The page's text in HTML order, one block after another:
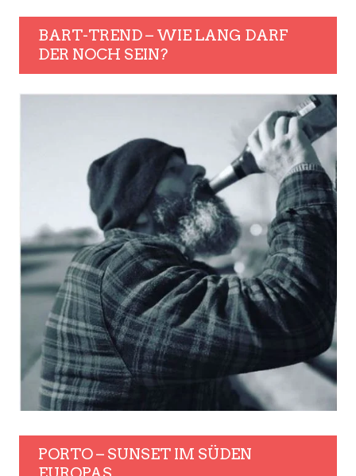
BART-TREND – WIE LANG DARF
DER NOCH SEIN?
PORTO – SUNSET IM SÜDEN